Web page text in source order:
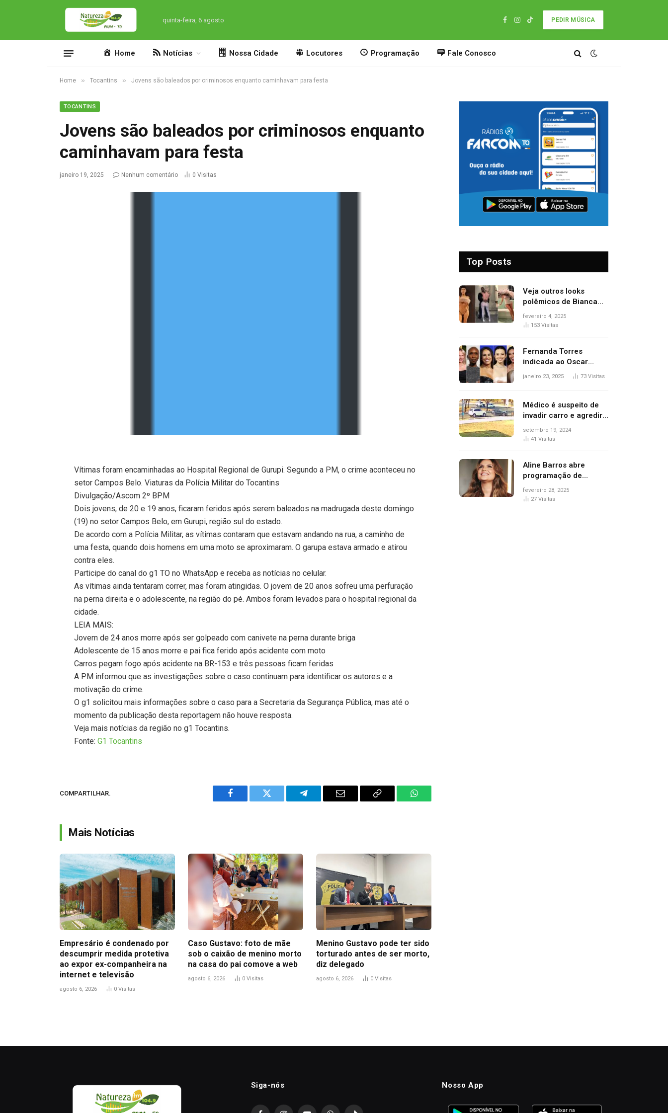
quinta-feira, 6 agosto
Facebook
Instagram
TikTok
PEDIR MÚSICA
Home Notícias Nossa Cidade Locutores Programação Fale Conosco
Home » Tocantins » Jovens são baleados por criminosos enquanto caminhavam para festa
TOCANTINS
Jovens são baleados por criminosos enquanto
caminhavam para festa
janeiro 19, 2025 Nenhum comentário 0 Visitas
Vítimas foram encaminhadas ao Hospital Regional de Gurupi. Segundo a PM, o crime aconteceu no
setor Campos Belo. Viaturas da Polícia Militar do Tocantins
Divulgação/Ascom 2º BPM
Dois jovens, de 20 e 19 anos, ficaram feridos após serem baleados na madrugada deste domingo
(19) no setor Campos Belo, em Gurupi, região sul do estado.
De acordo com a Polícia Militar, as vítimas contaram que estavam andando na rua, a caminho de
uma festa, quando dois homens em uma moto se aproximaram. O garupa estava armado e atirou
contra eles.
Participe do canal do g1 TO no WhatsApp e receba as notícias no celular.
As vítimas ainda tentaram correr, mas foram atingidas. O jovem de 20 anos sofreu uma perfuração
na perna direita e o adolescente, na região do pé. Ambos foram levados para o hospital regional da
cidade.
LEIA MAIS:
Jovem de 24 anos morre após ser golpeado com canivete na perna durante briga
Adolescente de 15 anos morre e pai fica ferido após acidente com moto
Carros pegam fogo após acidente na BR-153 e três pessoas ficam feridas
A PM informou que as investigações sobre o caso continuam para identificar os autores e a
motivação do crime.
O g1 solicitou mais informações sobre o caso para a Secretaria da Segurança Pública, mas até o
momento da publicação desta reportagem não houve resposta.
Veja mais notícias da região no g1 Tocantins.
Fonte:G1 Tocantins
COMPARTILHAR.
Facebook Twitter Telegram Email
Copy
WhatsApp
Mais Notícias
Empresário é condenado por
descumprir medida protetiva
ao expor ex-companheira na
internet e televisão
agosto 6, 2026 0 Visitas
Caso Gustavo: foto de mãe
sob o caixão de menino morto
na casa do pai comove a web
agosto 6, 2026 0 Visitas
Menino Gustavo pode ter sido
torturado antes de ser morto,
diz delegado
agosto 6, 2026 0 Visitas
Top Posts
Veja outros looks
polêmicos de Bianca
Censori, esposa de
Kanye West que
fevereiro 4, 2025
153 Visitas
Fernanda Torres
indicada ao Oscar
2025: veja as
janeiro 23, 2025 73 Visitas
Médico é suspeito de
invadir carro e agredir
delegado aposentado
durante confusão no
setembro 19, 2024
41 Visitas
Aline Barros abre
programação de
Carnaval na Praça dos
Girassóis nesta sexta-
fevereiro 28, 2025
27 Visitas
Siga-nós Nosso App